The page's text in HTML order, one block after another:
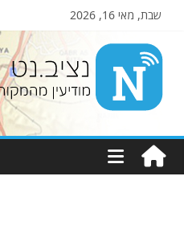
שבת, מאי 16, 2026
Nziv.net
מודיעין
מהמקורות